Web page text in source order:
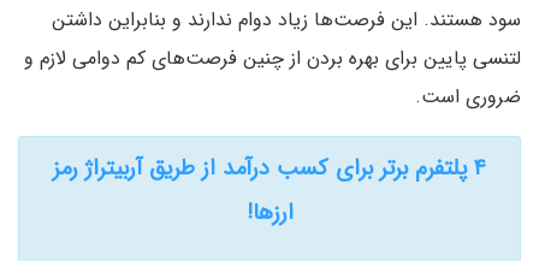
سود هستند. این فرصت‌ها زیاد دوام ندارند و بنابراین داشتن
لتنسی پایین برای بهره بردن از چنین فرصت‌های کم دوامی لازم و
ضروری است.
۴ پلتفرم برتر برای کسب درآمد از طریق آربیتراژ رمز
ارزها!